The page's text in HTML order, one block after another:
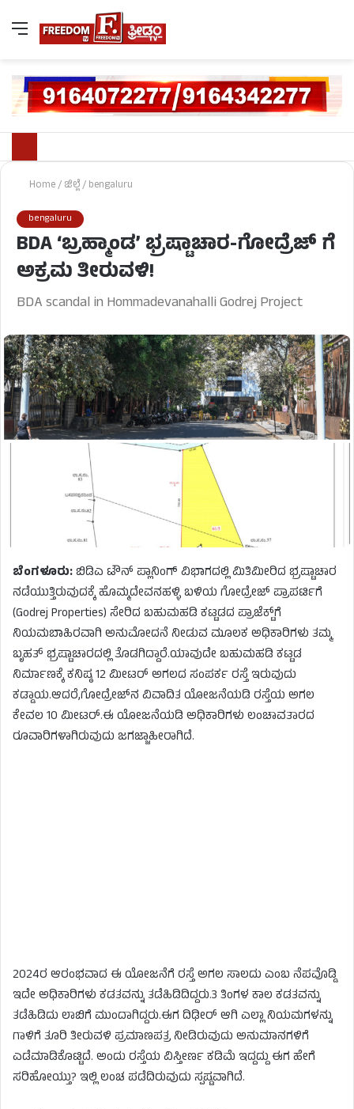
Home/ಜಿಲ್ಲೆ/bengaluru
bengaluru
BDA ‘ಬ್ರಹ್ಮಾಂಡ’ ಭ್ರಷ್ಟಾಚಾರ-ಗೋದ್ರೆಜ್ ಗೆ
ಅಕ್ರಮ ತೀರುವಳಿ!
BDA scandal in Hommadevanahalli Godrej Project
ಬೆಂಗಳೂರು:ಬಿಡಿಎ ಟೌನ್ ಪ್ಲಾನಿಂಗ್ ವಿಭಾಗದಲ್ಲಿ ಮಿತಿಮೀರಿದ ಭ್ರಷ್ಟಾಚಾರ
ನಡೆಯುತ್ತಿರುವುದಕ್ಕೆ ಹೊಮ್ಮದೇವನಹಳ್ಳಿ ಬಳಿಯ ಗೋದ್ರೇಜ್ ಪ್ರಾಪರ್ಟಿಗೆ
(Godrej Properties) ಸೇರಿದ ಬಹುಮಹಡಿ ಕಟ್ಟಡದ ಪ್ರಾಜೆಕ್ಟ್‌ಗೆ
ನಿಯಮಬಾಹಿರವಾಗಿ ಅನುಮೋದನೆ ನೀಡುವ ಮೂಲಕ ಅಧಿಕಾರಿಗಳು ತಮ್ಮ
ಬೃಹತ್ ಭ್ರಷ್ಟಾಚಾರದಲ್ಲಿ ತೊಡಗಿದ್ದಾರೆ.ಯಾವುದೇ ಬಹುಮಹಡಿ ಕಟ್ಟಡ
ನಿರ್ಮಾಣಕ್ಕೆ ಕನಿಷ್ಠ 12 ಮೀಟರ್ ಅಗಲದ ಸಂಪರ್ಕ ರಸ್ತೆ ಇರುವುದು
ಕಡ್ಡಾಯ.ಆದರೆ,ಗೋದ್ರೇಜ್‌ನ ವಿವಾದಿತ ಯೋಜನೆಯಡಿ ರಸ್ತೆಯ ಅಗಲ
ಕೇವಲ 10 ಮೀಟರ್.ಈ ಯೋಜನೆಯಡಿ ಅಧಿಕಾರಿಗಳು ಲಂಚಾವತಾರದ
ರೂವಾರಿಗಳಾಗಿರುವುದು ಜಗಜ್ಜಾಹೀರಾಗಿದೆ.
2024ರ ಆರಂಭವಾದ ಈ ಯೋಜನೆಗೆ ರಸ್ತೆ ಅಗಲ ಸಾಲದು ಎಂಬ ನೆಪವೊಡ್ಡಿ
ಇದೇ ಅಧಿಕಾರಿಗಳು ಕಡತವನ್ನು ತಡೆಹಿಡಿದಿದ್ದರು.3 ತಿಂಗಳ ಕಾಲ ಕಡತವನ್ನು
ತಡೆಹಿಡಿದು ಲಾಬಿಗೆ ಮುಂದಾಗಿದ್ದರು.ಈಗ ದಿಢೀರ್ ಆಗಿ ಎಲ್ಲಾ ನಿಯಮಗಳನ್ನು
ಗಾಳಿಗೆ ತೂರಿ ತೀರುವಳಿ ಪ್ರಮಾಣಪತ್ರ ನೀಡಿರುವುದು ಅನುಮಾನಗಳಿಗೆ
ಎಡೆಮಾಡಿಕೊಟ್ಟಿದೆ. ಅಂದು ರಸ್ತೆಯ ವಿಸ್ತೀರ್ಣ ಕಡಿಮೆ ಇದ್ದದ್ದು ಈಗ ಹೇಗೆ
ಸರಿಹೋಯ್ತು? ಇಲ್ಲಿ ಲಂಚ ಪಡೆದಿರುವುದು ಸ್ಪಷ್ಟವಾಗಿದೆ.